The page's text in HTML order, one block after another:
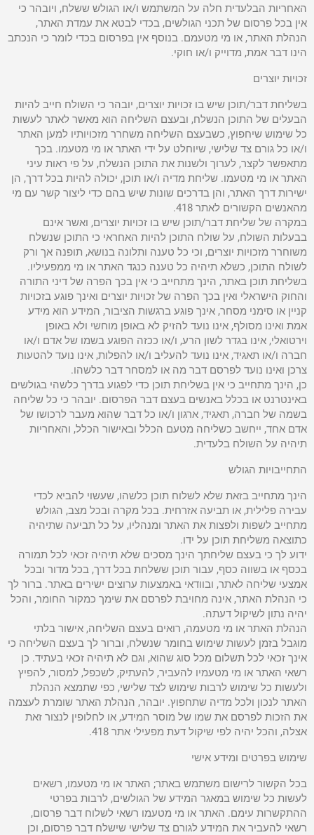
האחריות הבלעדית חלה על המשתמש ו/או הגולש ששלח, ויובהר כי
אין בכל פרסום של תכני הגולשים, בכדי לבטא את עמדת האתר,
הנהלת האתר, או מי מטעמם. בנוסף אין בפרסום בכדי לומר כי הנכתב
הינו דבר אמת, מדוייק ו/או חוקי.
זכויות יוצרים
בשליחת דבר/תוכן שיש בו זכויות יוצרים, יובהר כי השולח חייב להיות
הבעלים של התוכן הנשלח, ובעצם השליחה הוא מאשר לאתר לעשות
כל שימוש שיחפוץ, כשבעצם השליחה משחרר מזכויותיו למען האתר
ו/או כל גורם צד שלישי, שיוחלט על ידי האתר או מי מטעמו. בכך
מתאפשר לקצר, לערוך ולשנות את התוכן הנשלח, על פי ראות עיני
האתר או מי מטעמו. שליחת מדיה ו/או תוכן, יכולה להיות בכל דרך, הן
ישירות דרך האתר, והן בדרכים שונות שיש בהם כדי ליצור קשר עם מי
מהאנשים הקשורים לאתר 418.
במקרה של שליחת דבר/תוכן שיש בו זכויות יוצרים, ואשר אינם
בבעלות השולח, על שולח התוכן להיות האחראי כי התוכן שנשלח
משוחרר מזכויות יוצרים, וכי כל טענה ותלונה בנושא, תופנה אך ורק
לשולח התוכן, כשלא תיהיה כל טענה כנגד האתר או מי ממפעיליו.
בשליחת תוכן באתר, הינך מתחייב כי אין בכך הפרה של דיני התורה
והחוק הישראלי ואין בכך הפרה של זכויות יוצרים ואינך פוגע בזכויות
קניין או סימני מסחר, אינך פוגע ברגשות הציבור, המידע הוא מידע
אמת ואינו מסולף, אינו נועד להזיק לא באופן מוחשי ולא באופן
וירטואלי, אינו בגדר לשון הרע, ו/או ככזה הפוגע בשמו של אדם ו/או
חברה ו/או תאגיד, אינו נועד להעליב ו/או להפלות, אינו נועד להטעות
צרכן ואינו נועד לפרסם דבר מה או למסחר דבר כלשהו.
כן, הינך מתחייב כי אין בשליחת תוכן כדי לפגוע בדרך כלשהי בגולשים
באינטרנט או בכלל באנשים בעצם דבר הפרסום. יובהר כי כל שליחה
בשמה של חברה, תאגיד, ארגון ו/או כל דבר שהוא מעבר לרכושו של
אדם אחד, ייחשב כשליחה מטעם הכלל ובאישור הכלל, והאחריות
תיהיה על השולח בלעדית.
התחייבויות הגולש
הינך מתחייב בזאת שלא לשלוח תוכן כלשהו, שעשוי להביא לכדי
עבירה פלילית, או תביעה אזרחית. בכל מקרה ובכל מצב, הגולש
מתחייב לשפות ולפצות את האתר ומנהליו, על כל תביעה שתיהיה
כתוצאה משליחת תוכן על ידו.
ידוע לך כי בעצם שליחתך הינך מסכים שלא תיהיה זכאי לכל תמורה
בכסף או בשווה כסף, עבור תוכן ששלחת בכל דרך, בכל מדור ובכל
אמצעי שליחה לאתר, ובוודאי באמצעות ערוצים ישירים באתר. ברור לך
כי הנהלת האתר, אינה מחויבת לפרסם את שימך כמקור החומר, והכל
יהיה נתון לשיקול דעתה.
הנהלת האתר או מי מטעמה, רואים בעצם השליחה, אישור בלתי
מוגבל בזמן לעשות שימוש בחומר שנשלח, וברור לך בעצם השליחה כי
אינך זכאי לכל תשלום מכל סוג שהוא, וגם לא תיהיה זכאי בעתיד. כן
רשאי האתר או מי מטעמיו להעביר, להעתיק, לשכפל, למסור, להפיץ
ולעשות כל שימוש לרבות שימוש לצד שלישי, כפי שתמצא הנהלת
האתר לנכון ולכל מדיה שתחפוץ. יובהר, הנהלת האתר שומרת לעצמה
את הזכות לפרסם את שמו של מוסר המידע, או לחלופין לנצור זאת
אצלה, והכל יהיה לפי שיקול דעת מפעילי אתר 418.
שימוש בפרטים ומידע אישי
בכל הקשור לרישום משתמש באתר; האתר או מי מטעמו, רשאים
לעשות כל שימוש במאגר המידע של הגולשים, לרבות בפרטי
ההתקשרות עימם. האתר או מי מטעמו רשאי לשלוח דבר פרסום,
רשאי להעביר את המידע לגורם צד שלישי שישלח דבר פרסום, וכן